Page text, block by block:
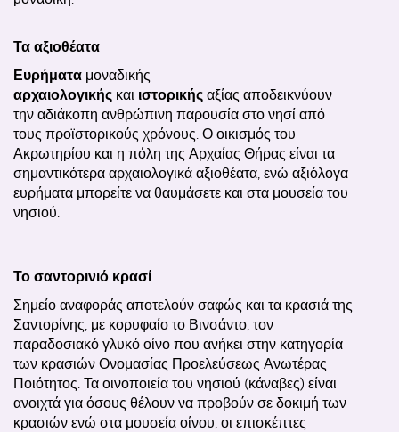
Τα αξιοθέατα
Ευρήματα μοναδικής
αρχαιολογικής και ιστορικής αξίας αποδεικνύουν
την αδιάκοπη ανθρώπινη παρουσία στο νησί από
τους προϊστορικούς χρόνους. Ο οικισμός του
Ακρωτηρίου και η πόλη της Αρχαίας Θήρας είναι τα
σημαντικότερα αρχαιολογικά αξιοθέατα, ενώ αξιόλογα
ευρήματα μπορείτε να θαυμάσετε και στα μουσεία του
νησιού.
Το σαντορινιό κρασί
Σημείο αναφοράς αποτελούν σαφώς και τα κρασιά της
Σαντορίνης, με κορυφαίο το Βινσάντο, τον
παραδοσιακό γλυκό οίνο που ανήκει στην κατηγορία
των κρασιών Ονομασίας Προελεύσεως Ανωτέρας
Ποιότητος. Τα οινοποιεία του νησιού (κάναβες) είναι
ανοιχτά για όσους θέλουν να προβούν σε δοκιμή των
κρασιών ενώ στα μουσεία οίνου, οι επισκέπτες